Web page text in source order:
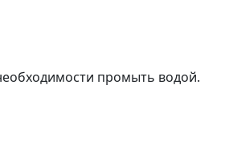
промыть водой.